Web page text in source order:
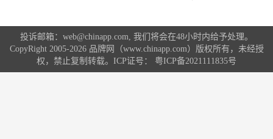
投诉邮箱：web@chinapp.com, 我们将会在48小时内给予处理。
CopyRight 2005-2026 品牌网（www.chinapp.com）版权所有，未经授
权，禁止复制转载。ICP证号： 粤ICP备2021111835号